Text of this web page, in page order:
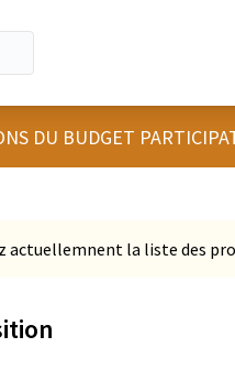
DU BUDGET
actuellemnent la liste des